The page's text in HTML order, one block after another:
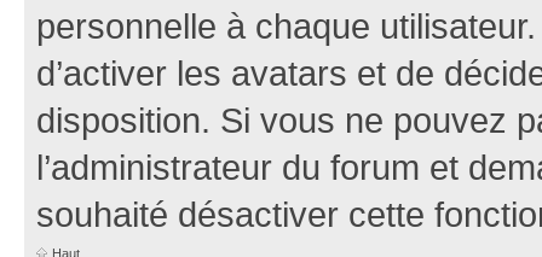
personnelle à chaque
d’activer les avatars et de
disposition. Si vous ne pouvez
l’administrateur du forum et
souhaité désactiver cette
Haut